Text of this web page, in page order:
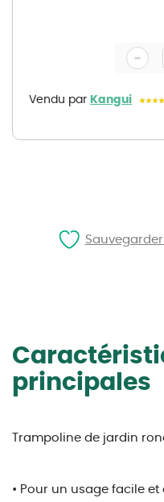
gallery
Vendu par Kangui
-
principales
Trampoline de jardin
• Pour un usage facile